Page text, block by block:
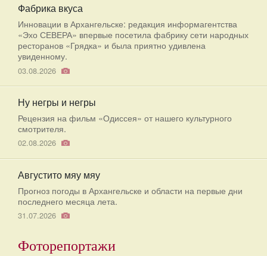
Фабрика вкуса
Инновации в Архангельске: редакция информагентства
«Эхо СЕВЕРА» впервые посетила фабрику сети народных
ресторанов «Грядка» и была приятно удивлена
увиденному.
03.08.2026
Ну негры и негры
Рецензия на фильм «Одиссея» от нашего культурного
смотрителя.
02.08.2026
Августито мяу мяу
Прогноз погоды в Архангельске и области на первые дни
последнего месяца лета.
31.07.2026
Фоторепортажи